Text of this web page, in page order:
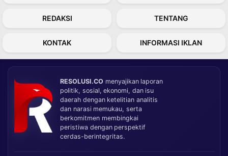
REDAKSI TENTANG
KONTAK INFORMASI IKLAN
RESOLUSI.CO menyajikan laporan
politik, sosial, ekonomi, dan isu
daerah dengan ketelitian analitis
dan narasi memukau, serta
berkomitmen membingkai
peristiwa dengan perspektif
cerdas-berintegritas.